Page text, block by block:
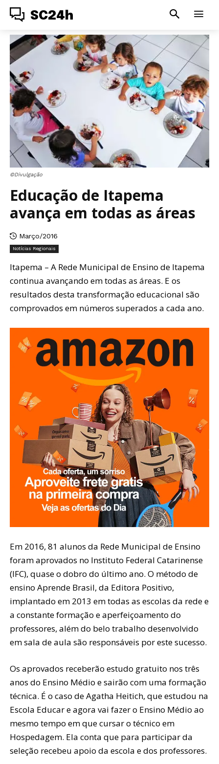
SC24h
©Divulgação
Educação de Itapema
avança em todas as áreas
Março/2016
Notícias Regionais
Itapema – A Rede Municipal de Ensino de Itapema
continua avançando em todas as áreas. E os
resultados desta transformação educacional são
comprovados em números superados a cada ano.
Em 2016, 81 alunos da Rede Municipal de Ensino
foram aprovados no Instituto Federal Catarinense
(IFC), quase o dobro do último ano. O método de
ensino Aprende Brasil, da Editora Positivo,
implantado em 2013 em todas as escolas da rede e
a constante formação e aperfeiçoamento do
professores, além do belo trabalho desenvolvido
em sala de aula são responsáveis por este sucesso.
Os aprovados receberão estudo gratuito nos três
anos do Ensino Médio e sairão com uma formação
técnica. É o caso de Agatha Heitich, que estudou na
Escola Educar e agora vai fazer o Ensino Médio ao
mesmo tempo em que cursar o técnico em
Hospedagem. Ela conta que para participar da
seleção recebeu apoio da escola e dos professores.